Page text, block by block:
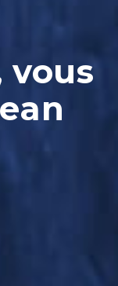
vous